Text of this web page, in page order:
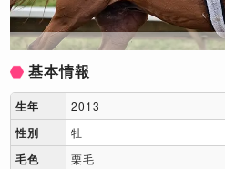
基本情報
生年 2013
性別 牡
毛色 栗毛